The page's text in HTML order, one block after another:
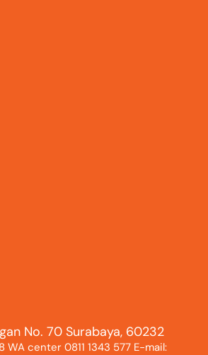
No. 70 Surabaya, 60232
WA center 0811 1343 577 E-mail: